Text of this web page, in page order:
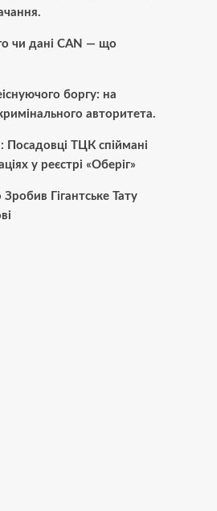
чи дані CAN — що
боргу: на
авторитета.
Посадовці ТЦК спіймані
у реєстрі «Оберіг»
Гігантське Тату